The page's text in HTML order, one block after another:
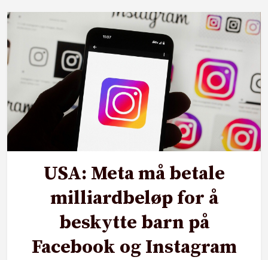
USA: Meta må betale
milliardbeløp for å
beskytte barn på
Facebook og Instagram